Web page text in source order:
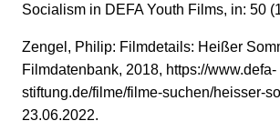
Socialism in DEFA Youth Films, in: 50
Zengel, Philip: Filmdetails: Heißer
Filmdatenbank, 2018, https://www.defa-
stiftung.de/filme/filme-suchen/heisser-
23.06.2022.